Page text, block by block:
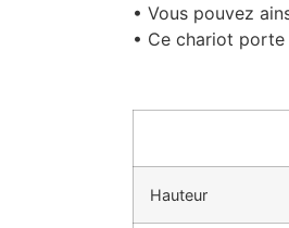
• Vous pouvez
• Ce chariot
Hauteur